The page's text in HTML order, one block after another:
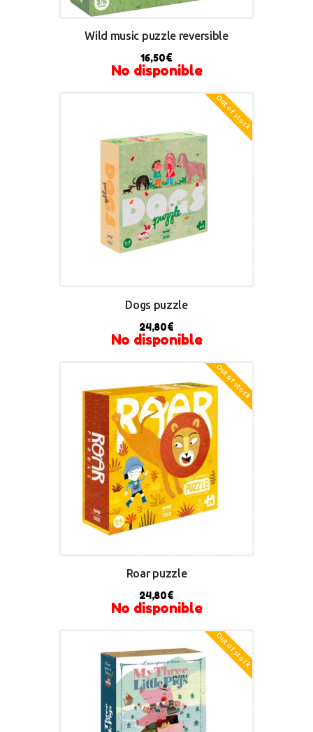
Wild music puzzle reversible
16,50€
No disponible
Out of stock
Dogs puzzle
24,80€
No disponible
Out of stock
Roar puzzle
24,80€
No disponible
Out of stock